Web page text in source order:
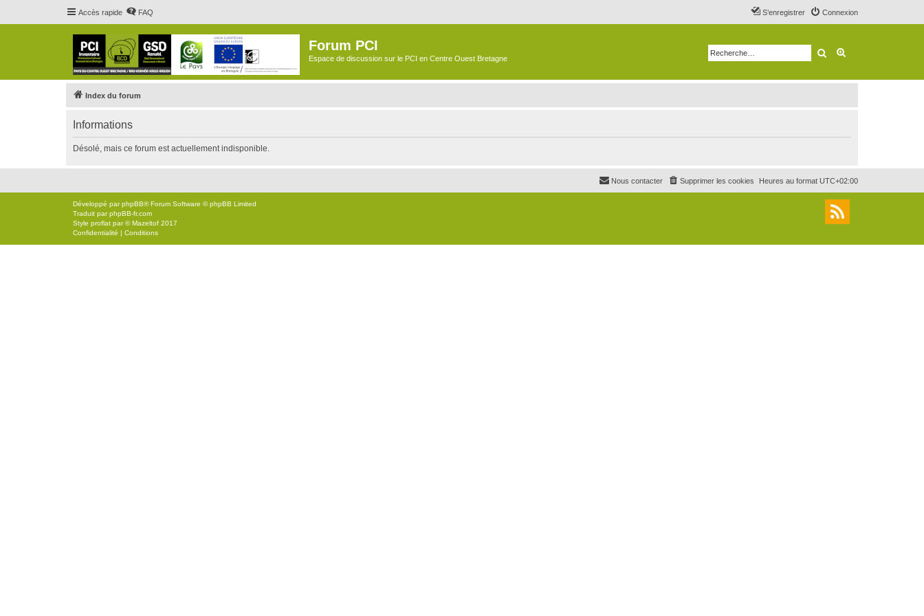
Accès rapide FAQ Connexion
S’enregistrer
Forum PCI
Espace de discussion sur le PCI en Centre Ouest Bretagne Rechercher
Index du forum
Informations
Désolé, mais ce forum est actuellement indisponible.
Heures au format UTC+02:00
Supprimer les cookies
Nous contacter
Développé parphpBB® Forum Software © phpBB Limited
Traduit parphpBB-fr.com
Style proflat par ©Mazeltof 2017
Confidentialité | Conditions